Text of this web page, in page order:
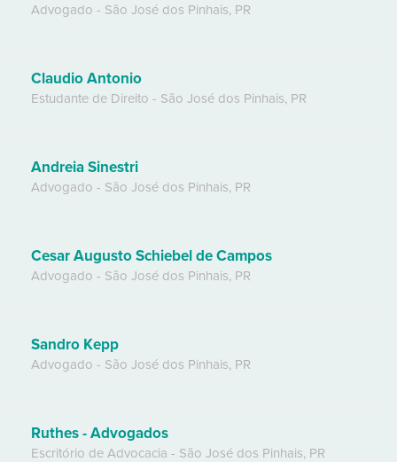
Advogado - São José dos Pinhais, PR
Claudio Antonio
Estudante de Direito - São José dos Pinhais, PR
Andreia Sinestri
Advogado - São José dos Pinhais, PR
Cesar Augusto Schiebel de Campos
Advogado - São José dos Pinhais, PR
Sandro Kepp
Advogado - São José dos Pinhais, PR
Ruthes - Advogados
Escritório de Advocacia - São José dos Pinhais, PR